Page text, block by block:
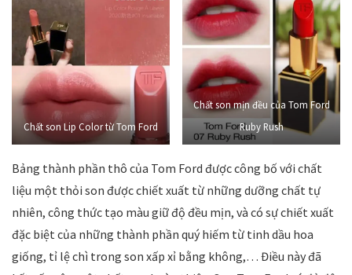
Chất son Lip Color từ Tom Ford
Chất son mịn đều của Tom Ford
Ruby Rush
Bảng thành phần thô của Tom Ford được công bố với chất
liệu một thỏi son được chiết xuất từ những dưỡng chất tự
nhiên, công thức tạo màu giữ độ đều mịn, và có sự chiết xuất
đặc biệt của những thành phần quý hiếm từ tinh dầu hoa
giống, tỉ lệ chì trong son xấp xỉ bằng không,… Điều này đã